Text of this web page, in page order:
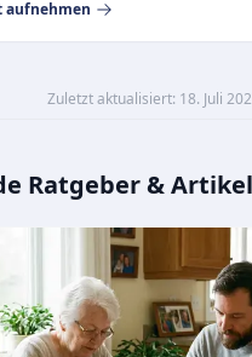
aufnehmen
Zuletzt aktualisiert: 18. Juli
Ratgeber & Artikel